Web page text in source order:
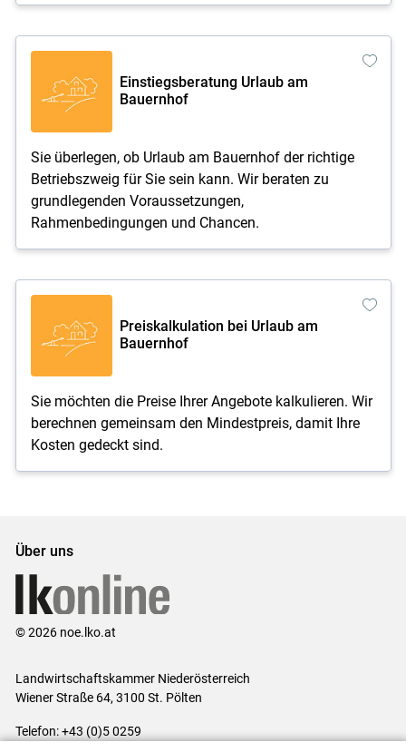
Einstiegsberatung Urlaub am
Bauernhof
Sie überlegen, ob Urlaub am Bauernhof der richtige
Betriebszweig für Sie sein kann. Wir beraten zu
grundlegenden Voraussetzungen,
Rahmenbedingungen und Chancen.
Preiskalkulation bei Urlaub am
Bauernhof
Sie möchten die Preise Ihrer Angebote kalkulieren. Wir
berechnen gemeinsam den Mindestpreis, damit Ihre
Kosten gedeckt sind.
Über uns
© 2026 noe.lko.at
Landwirtschaftskammer Niederösterreich
Wiener Straße 64, 3100 St. Pölten
Telefon: +43 (0)5 0259